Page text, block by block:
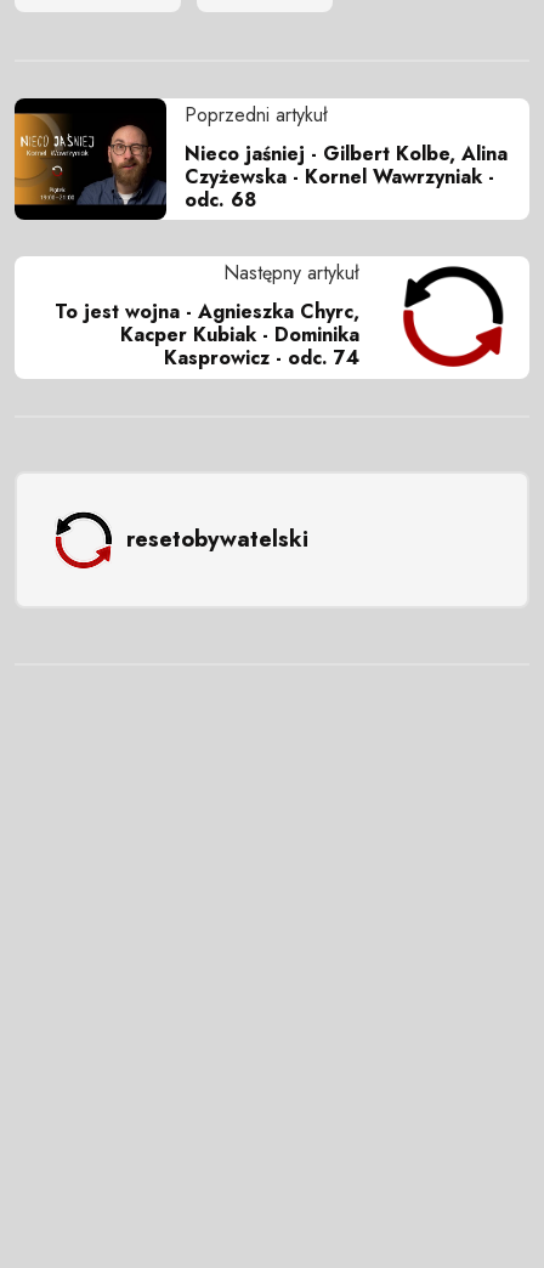
Poprzedni artykuł
Nieco jaśniej - Gilbert Kolbe, Alina
Czyżewska - Kornel Wawrzyniak -
odc. 68
Następny artykuł
To jest wojna - Agnieszka Chyrc,
Kacper Kubiak - Dominika
Kasprowicz - odc. 74
resetobywatelski